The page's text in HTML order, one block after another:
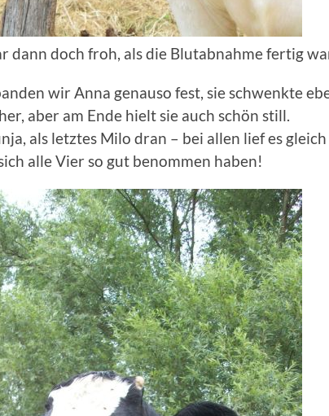
dann doch froh, als die Blutabnahme fertig
wir Anna genauso fest, sie schwenkte
aber am Ende hielt sie auch schön still.
als letztes Milo dran – bei allen lief es
alle Vier so gut benommen haben!